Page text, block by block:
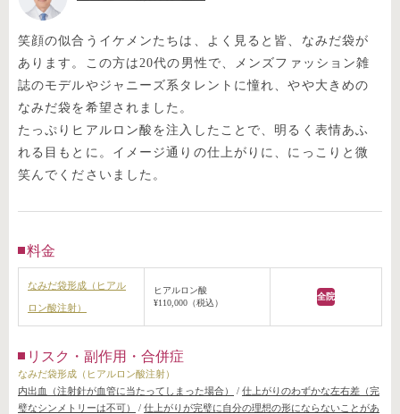
笑顔の似合うイケメンたちは、よく見ると皆、なみだ袋が
あります。この方は20代の男性で、メンズファッション雑
誌のモデルやジャニーズ系タレントに憧れ、やや大きめの
なみだ袋を希望されました。
たっぷりヒアルロン酸を注入したことで、明るく表情あふ
れる目もとに。イメージ通りの仕上がりに、にっこりと微
笑んでくださいました。
料金
なみだ袋形成（ヒアル
ロン酸注射）
ヒアルロン酸
¥110,000（税込）
全院
リスク・副作用・合併症
なみだ袋形成（ヒアルロン酸注射）
内出血（注射針が血管に当たってしまった場合）
/ 仕上がりのわずかな左右差（完
璧なシンメトリーは不可）
/ 仕上がりが完璧に自分の理想の形にならないことがあ